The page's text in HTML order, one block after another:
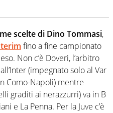
scelte di Dino Tommasi,
fino a fine campionato
Non c’è Doveri, l’arbitro
(impegnato solo al Var
Como-Napoli) mentre
graditi ai nerazzurri) va in B
e La Penna. Per la Juve c’è